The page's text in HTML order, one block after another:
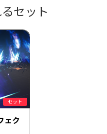
セット
セット
ェク